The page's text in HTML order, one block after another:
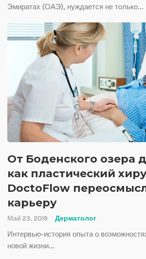
Эмиратах (ОАЭ), нуждается не только...
От Боденского озера
как пластический
DoctoFlow
карьеру
Май 23, 2019 Дерматолог
Интервью-история опыта о
новой жизни...